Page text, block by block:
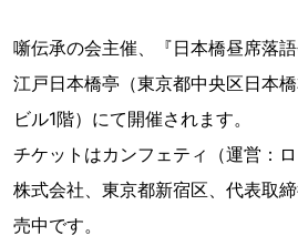
噺伝承の会主催、『日本橋昼席落
江戸日本橋亭（東京都中央区日本
ビル1階）にて開催されます。
チケットはカンフェティ（運営：
株式会社、東京都新宿区、代表取
売中です。